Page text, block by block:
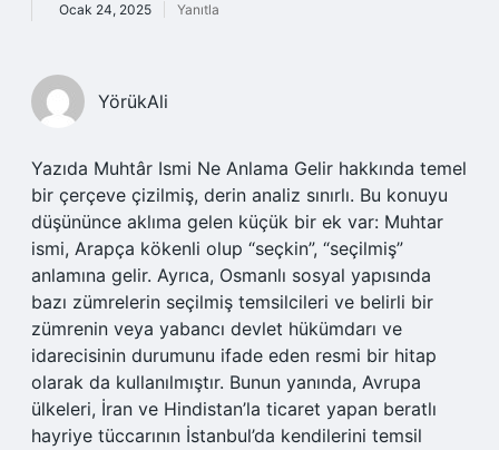
Ocak 24, 2025 Yanıtla
YörükAli
Yazıda Muhtâr Ismi Ne Anlama Gelir hakkında temel
bir çerçeve çizilmiş, derin analiz sınırlı. Bu konuyu
düşününce aklıma gelen küçük bir ek var: Muhtar
ismi, Arapça kökenli olup “seçkin”, “seçilmiş”
anlamına gelir. Ayrıca, Osmanlı sosyal yapısında
bazı zümrelerin seçilmiş temsilcileri ve belirli bir
zümrenin veya yabancı devlet hükümdarı ve
idarecisinin durumunu ifade eden resmi bir hitap
olarak da kullanılmıştır. Bunun yanında, Avrupa
ülkeleri, İran ve Hindistan’la ticaret yapan beratlı
hayriye tüccarının İstanbul’da kendilerini temsil